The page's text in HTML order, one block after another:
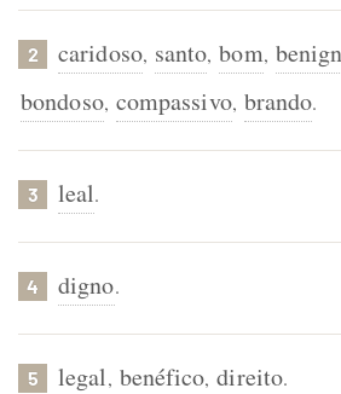
2 caridoso, santo, bom,
bondoso, compassivo, brando.
3 leal.
4 digno.
5 legal, benéfico, direito.